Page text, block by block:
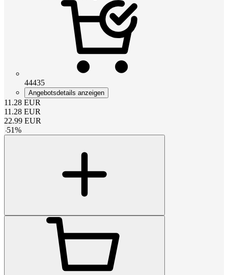
44435
Angebotsdetails anzeigen
11.28 EUR
11.28 EUR
22.99 EUR
-51%